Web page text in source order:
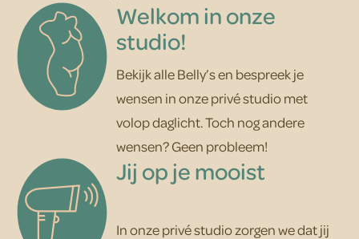
Welkom in onze
studio!
Bekijk alle Belly’s en bespreek je
wensen in onze privé studio met
volop daglicht. Toch nog andere
wensen? Geen probleem!
Jij op je mooist
In onze privé studio zorgen we dat jij